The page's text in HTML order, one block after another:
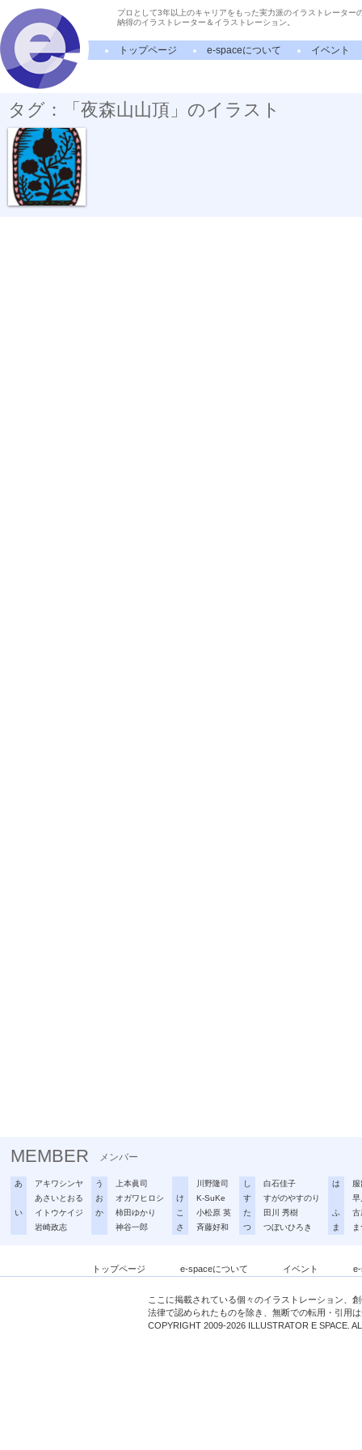
プロとして3年以上のキャリアをもった実力派のイラストレーター
納得のイラストレーター＆イラストレーション。
トップページ e-spaceについて イベント
タグ：「夜森山山頂」のイラスト
夜森山山頂
MEMBER メンバー
あ
アキワシンヤ
あさいとおる
い
イトウケイジ
岩崎政志
う
上本眞司
お
オガワヒロシ
か
柿田ゆかり
神谷一郎
川野隆司
け
K-SuKe
こ
小松原 英
さ
斉藤好和
し
白石佳子
す
すがのやすのり
た
田川 秀樹
つ
つぼいひろき
は
早
ふ
古
ま
トップページ e-spaceについて イベント
ここに掲載されている個々のイラストレーション、
法律で認められたものを除き、無断での転用・引用
COPYRIGHT 2009-2026 ILLUSTRATOR E SPACE.